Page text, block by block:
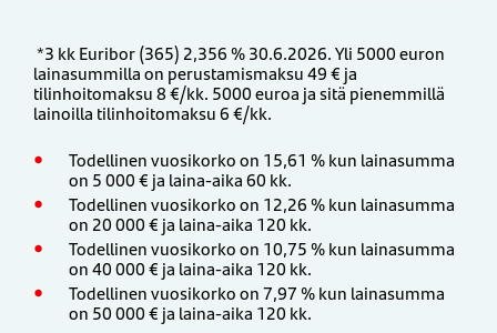
*3 kk Euribor (365) 2,356 % 30.6.2026. Yli 5000 euron
lainasummilla on perustamismaksu 49 € ja
tilinhoitomaksu 8 €/kk. 5000 euroa ja sitä pienemmillä
lainoilla tilinhoitomaksu 6 €/kk.
Todellinen vuosikorko on 15,61 % kun lainasumma
on 5 000 € ja laina-aika 60 kk.
Todellinen vuosikorko on 12,26 % kun lainasumma
on 20 000 € ja laina-aika 120 kk.
Todellinen vuosikorko on ​10,75 % kun lainasumma
on 40 000 € ja laina-aika 120 kk.
Todellinen vuosikorko on 7,97 % kun lainasumma
on 50 000 € ja laina-aika 120 kk.